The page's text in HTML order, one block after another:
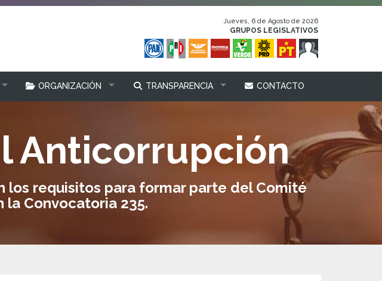
Jueves, 6 de Agosto de 2026
GRUPOS LEGISLATIVOS
ORGANIZACIÓN TRANSPARENCIA CONTACTO
Anticorrupción
los requisitos para formar parte del Comité
Convocatoria 235.